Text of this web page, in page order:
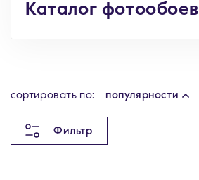
Каталог фотообоев
cортировать по: популярности
Фильтр